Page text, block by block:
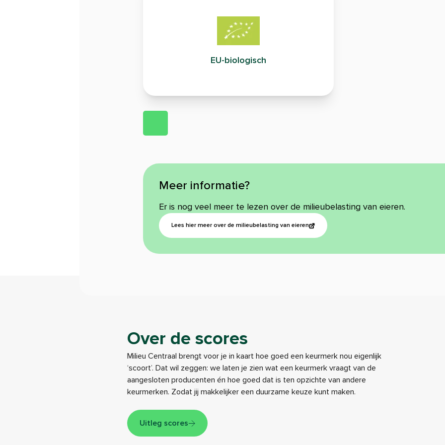
EU-biologisch
Meer informatie?
Er is nog veel meer te lezen over de milieubelasting van eieren.
Lees hier meer over de milieubelasting van eieren
Over de scores
Milieu Centraal brengt voor je in kaart hoe goed een keurmerk nou eigenlijk
‘scoort’. Dat wil zeggen: we laten je zien wat een keurmerk vraagt van de
aangesloten producenten én hoe goed dat is ten opzichte van andere
keurmerken. Zodat jij makkelijker een duurzame keuze kunt maken.
Uitleg scores